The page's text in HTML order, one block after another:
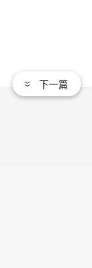
下一篇